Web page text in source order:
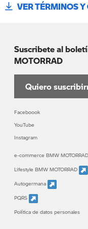
VER TÉRMINOS
Suscribete al
MOTORRAD
Quiero
Faceboook
YouTube
Instagram
e-commerce BMW MOTORRAD
Lifestyle BMW MOTORRAD
Autogermana
PQRS
Política de datos personales